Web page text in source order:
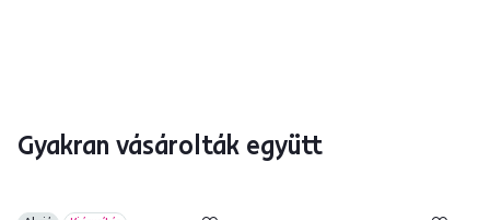
Gyakran vásárolták együtt